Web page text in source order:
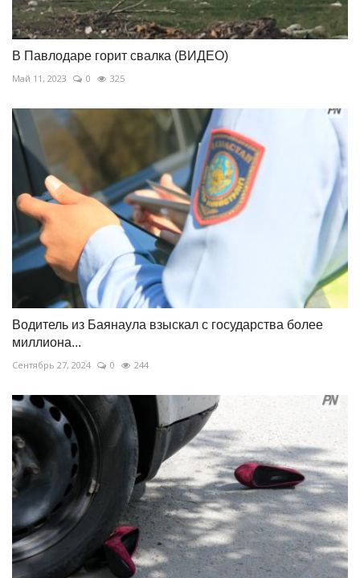
В Павлодаре горит свалка (ВИДЕО)
Май 11, 2023 0 325
Водитель из Баянаула взыскал с государства более
миллиона...
Сентябрь 27, 2024 0 244